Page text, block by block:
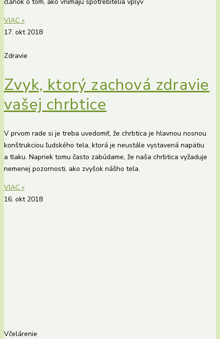
článok o tom, ako vnímajú spotrebitelia vplyv
VIAC »
17. okt 2018
Zdravie
Zvyk, ktorý zachová zdravie
vašej chrbtice
V prvom rade si je treba uvedomiť, že chrbtica je hlavnou nosnou
konštrukciou ľudského tela, ktorá je neustále vystavená napätiu
a tlaku. Napriek tomu často zabúdame, že naša chrbtica vyžaduje
nemenej pozornosti, ako zvyšok nášho tela.
VIAC »
16. okt 2018
Včelárenie